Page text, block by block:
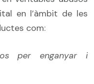
en l’àmbit de les
com:
per enganyar i